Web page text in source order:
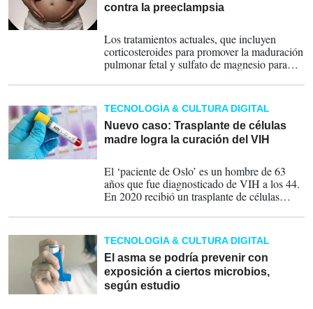
contra la preeclampsia
Los tratamientos actuales, que incluyen
corticosteroides para promover la maduración
pulmonar fetal y sulfato de magnesio para
prolongar el embarazo de forma segura en
mujeres que presentan la enfermedad en un
estado muy prematuro.
TECNOLOGÍA & CULTURA DIGITAL
Nuevo caso: Trasplante de células
madre logra la curación del VIH
El ‘paciente de Oslo’ es un hombre de 63
años que fue diagnosticado de VIH a los 44.
En 2020 recibió un trasplante de células
mielodiplásico, un tipo de cáncer de sangre,
y se buscó un donante con la mutación
genética natural CCR5-delta 32.
TECNOLOGÍA & CULTURA DIGITAL
El asma se podría prevenir con
exposición a ciertos microbios,
según estudio